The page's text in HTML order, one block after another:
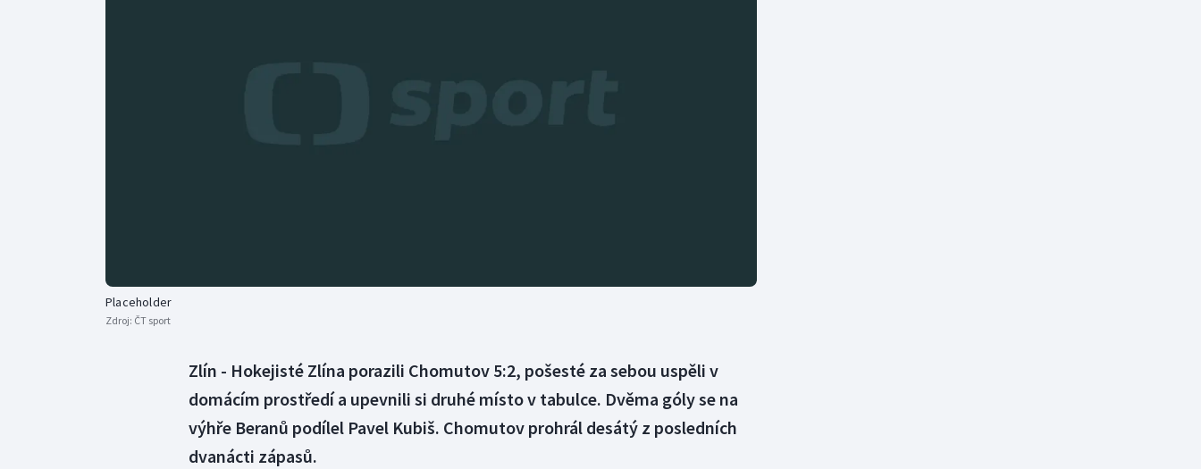
Placeholder
Zdroj: ČT sport
Zlín - Hokejisté Zlína porazili Chomutov 5:2, pošesté za sebou uspěli v
domácím prostředí a upevnili si druhé místo v tabulce. Dvěma góly se na
výhře Beranů podílel Pavel Kubiš. Chomutov prohrál desátý z posledních
dvanácti zápasů.